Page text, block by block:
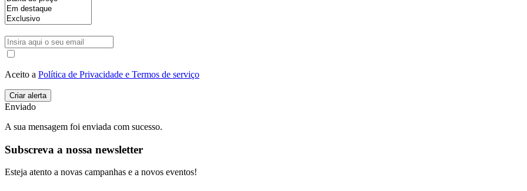
Aceito a Política de Privacidade e Termos de serviço
Enviado
A sua mensagem foi enviada com sucesso.
Subscreva a nossa newsletter
Esteja atento a novas campanhas e a novos eventos!